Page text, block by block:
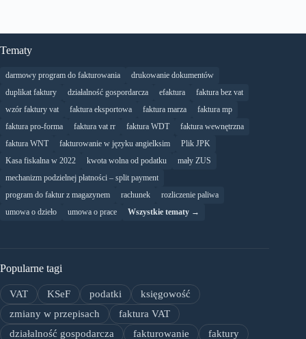
Tematy
darmowy program do fakturowania
drukowanie dokumentów
duplikat faktury
działalność gospordarcza efaktura
faktura bez vat
wzór faktury vat
faktura eksportowa faktura marza
faktura mp
faktura pro-forma
faktura vat rr faktura WDT
faktura wewnętrzna
faktura WNT
fakturowanie w języku angielksim
Plik JPK
Kasa fiskalna w 2022
kwota wolna od podatku
mały ZUS
mechanizm podzielnej płatności – split payment
program do faktur z magazynem
rachunek
rozliczenie paliwa
umowa o dzieło
umowa o prace Wszystkie tematy →
Popularne tagi
VAT KSeF podatki
księgowość
zmiany w przepisach
faktura VAT
działalność gospodarcza
fakturowanie
faktury